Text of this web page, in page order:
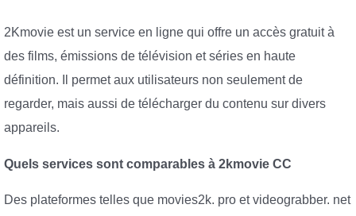
2Kmovie est un service en ligne qui offre un accès gratuit à
des films, émissions de télévision et séries en haute
définition. Il permet aux utilisateurs non seulement de
regarder, mais aussi de télécharger du contenu sur divers
appareils.
Quels services sont comparables à 2kmovie CC
Des plateformes telles que movies2k. pro et videograbber. net